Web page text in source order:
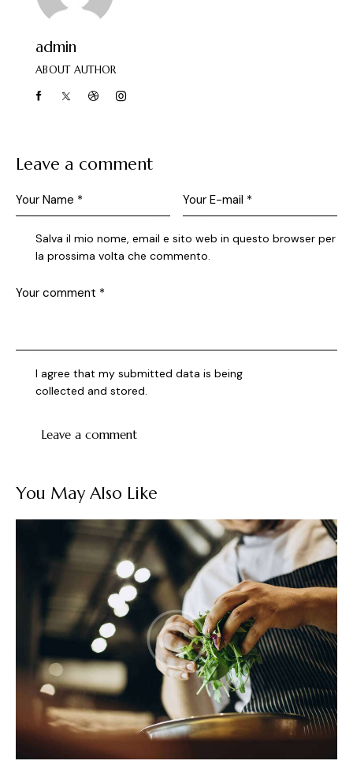
admin
ABOUT AUTHOR
Leave a comment
Salva il mio nome, email e sito web in questo browser per
la prossima volta che commento.
I agree that my submitted data is being
collected and stored.
You May Also Like